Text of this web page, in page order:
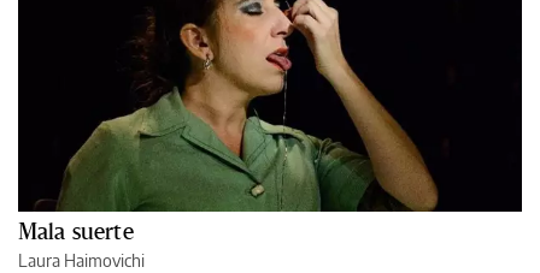
Mala suerte
Laura Haimovichi